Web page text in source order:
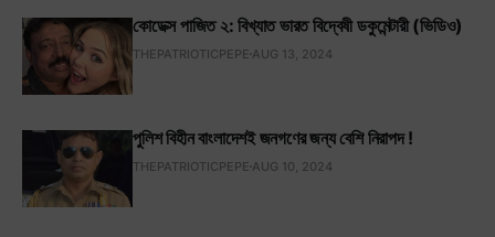
কোডেক্স পাজিত ২: বিখ্যাত ভারত বিদ্বেষী ডকুমেন্টারী (ভিডিও)
THEPATRIOTICPEPE AUG 13, 2024
পুলিশ বিহীন বাংলাদেশই জনগণের জন্য বেশি নিরাপদ !
THEPATRIOTICPEPE AUG 10, 2024